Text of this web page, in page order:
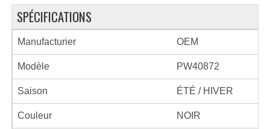
SPÉCIFICATIONS
Manufacturier OEM
Modèle PW40872
Saison ÉTÉ / HIVER
Couleur NOIR